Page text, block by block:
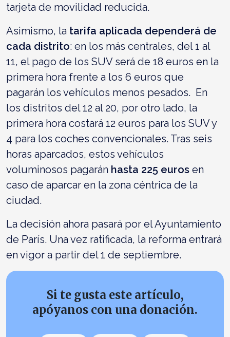
tarjeta de movilidad reducida.
Asimismo, la tarifa aplicada dependerá de
cada distrito: en los más centrales, del 1 al
11, el pago de los SUV será de 18 euros en la
primera hora frente a los 6 euros que
pagarán los vehículos menos pesados. En
los distritos del 12 al 20, por otro lado, la
primera hora costará 12 euros para los SUV y
4 para los coches convencionales. Tras seis
horas aparcados, estos vehículos
voluminosos pagarán hasta 225 euros en
caso de aparcar en la zona céntrica de la
ciudad.
La decisión ahora pasará por el Ayuntamiento
de París. Una vez ratificada, la reforma entrará
en vigor a partir del 1 de septiembre.
Si te gusta este artículo,
apóyanos con una donación.